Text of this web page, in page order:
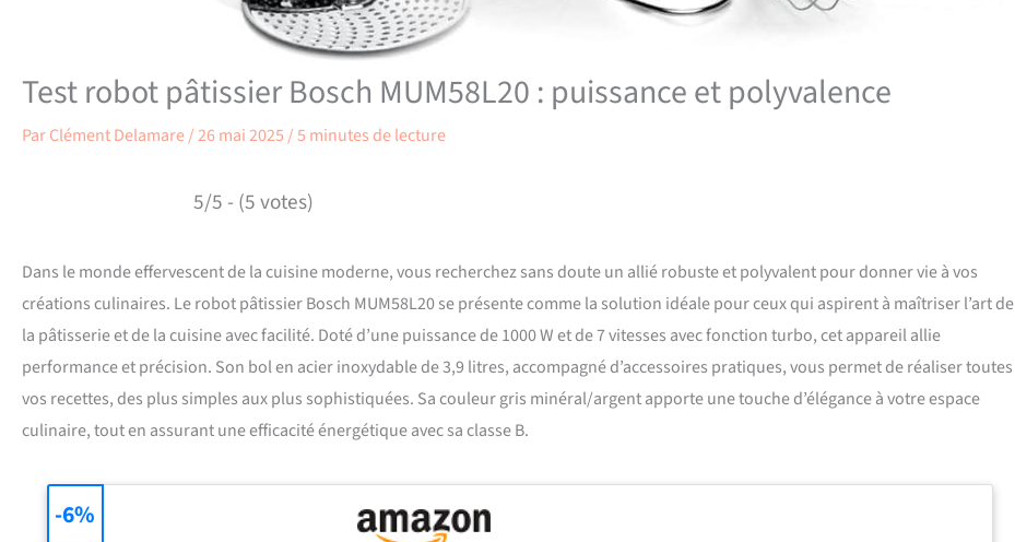
Test robot pâtissier Bosch MUM58L20 : puissance et polyvalence
ParClément Delamare/26 mai 2025/5 minutes de lecture
5/5 - (5 votes)
Dans le monde effervescent de la cuisine moderne, vous recherchez sans doute un allié robuste et polyvalent pour donner vie à vos
créations culinaires. Le robot pâtissier Bosch MUM58L20 se présente comme la solution idéale pour ceux qui aspirent à maîtriser l’art de
la pâtisserie et de la cuisine avec facilité. Doté d’une puissance de 1000 W et de 7 vitesses avec fonction turbo, cet appareil allie
performance et précision. Son bol en acier inoxydable de 3,9 litres, accompagné d’accessoires pratiques, vous permet de réaliser toutes
vos recettes, des plus simples aux plus sophistiquées. Sa couleur gris minéral/argent apporte une touche d’élégance à votre espace
culinaire, tout en assurant une efficacité énergétique avec sa classe B.
-6%